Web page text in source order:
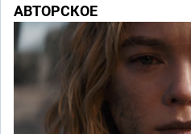
АВТОРСКОЕ